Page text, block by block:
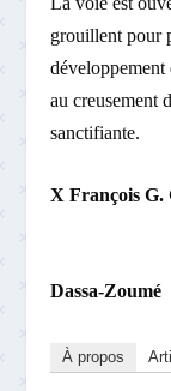
grouillent pour
au creusement
sanctifiante.
X François
Dassa-Zoumé
À propos